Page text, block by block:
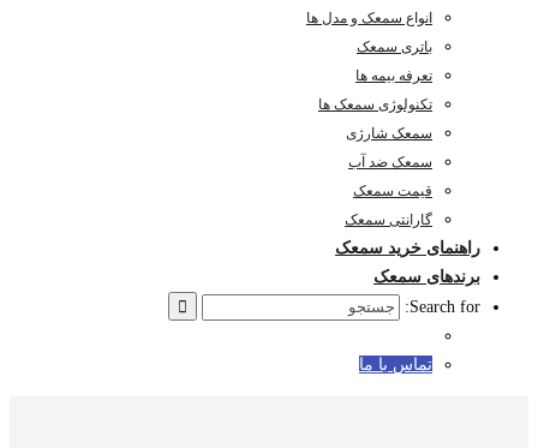
انواع سمعک و مدل ها
باتری سمعک
تعرفه بیمه ها
تکنولوژی سمعک ها
سمعک شارژی
سمعک ضد آب
قیمت سمعک
گارانتی سمعک
راهنمای خرید سمعک
برندهای سمعک
Search for:
تماس با ما